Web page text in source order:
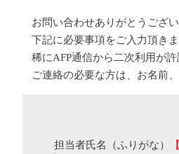
お問い合わせありがとうござい
下記に必要事項をご入力頂き
稀にAFP通信から二次利用が
ご連絡の必要な方は、お名前
担当者氏名（ふりがな）